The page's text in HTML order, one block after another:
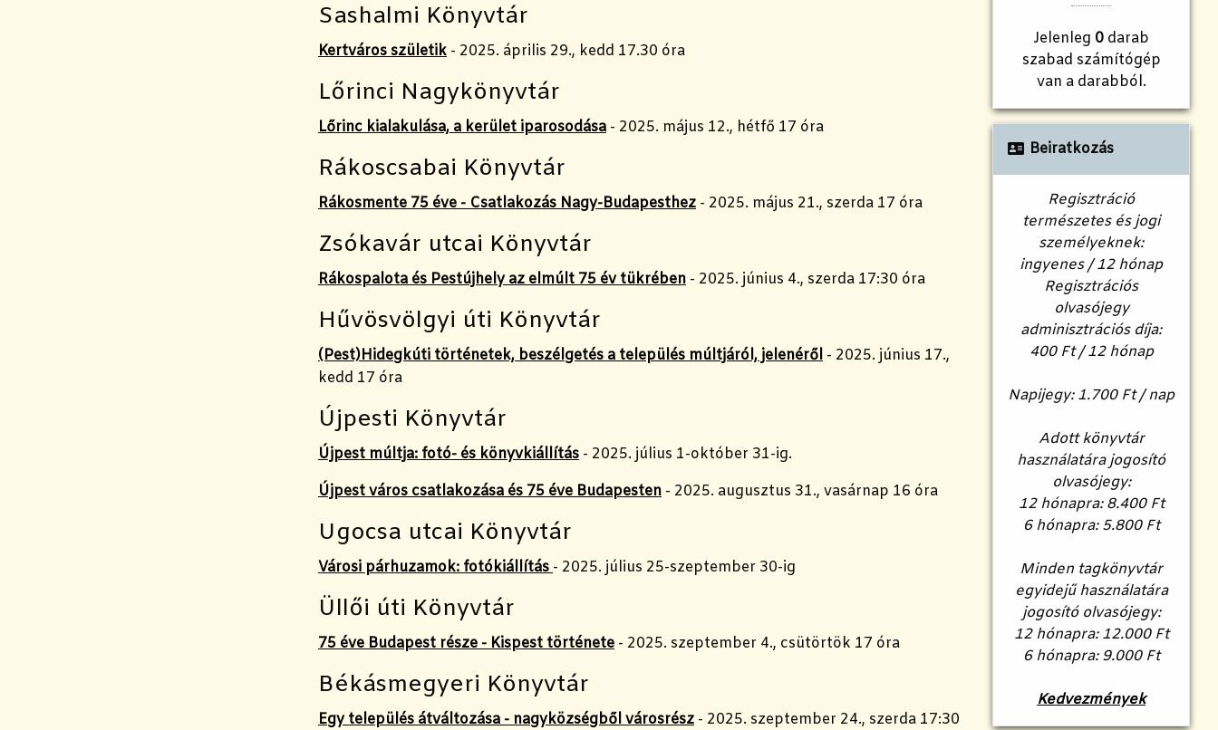
Sashalmi Könyvtár
Kertváros születik - 2025. április 29., kedd 17.30 óra
Lőrinci Nagykönyvtár
Lőrinc kialakulása, a kerület iparosodása - 2025. május 12., hétfő 17 óra
Rákoscsabai Könyvtár
Rákosmente 75 éve - Csatlakozás Nagy-Budapesthez - 2025. május 21., szerda 17 óra
Zsókavár utcai Könyvtár
Rákospalota és Pestújhely az elmúlt 75 év tükrében - 2025. június 4., szerda 17:30 óra
Hűvösvölgyi úti Könyvtár
(Pest)Hidegkúti történetek, beszélgetés a település múltjáról, jelenéről - 2025. június 17.,
kedd 17 óra
Újpesti Könyvtár
Újpest múltja: fotó- és könyvkiállítás - 2025. július 1-október 31-ig.
Újpest város csatlakozása és 75 éve Budapesten - 2025. augusztus 31., vasárnap 16 óra
Ugocsa utcai Könyvtár
Városi párhuzamok: fotókiállítás - 2025. július 25-szeptember 30-ig
Üllői úti Könyvtár
75 éve Budapest része - Kispest története - 2025. szeptember 4., csütörtök 17 óra
Békásmegyeri Könyvtár
Egy település átváltozása - nagyközségből városrész - 2025. szeptember 24., szerda 17:30
Jelenleg 0 darab
szabad számítógép
van a darabból.
Beiratkozás
Regisztráció
természetes és jogi
személyeknek:
ingyenes / 12 hónap
Regisztrációs
olvasójegy
adminisztrációs díja:
400 Ft / 12 hónap
Napijegy: 1.700 Ft / nap
Adott könyvtár
használatára jogosító
olvasójegy:
12 hónapra: 8.400 Ft
6 hónapra: 5.800 Ft
Minden tagkönyvtár
egyidejű használatára
jogosító olvasójegy:
12 hónapra: 12.000 Ft
6 hónapra: 9.000 Ft
Kedvezmények